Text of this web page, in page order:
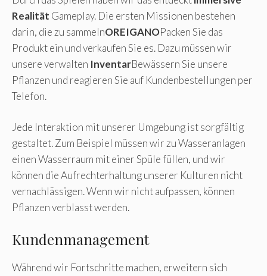
Realität Gameplay. Die ersten Missionen bestehen
darin, die zu sammelnOREIGANOPacken Sie das
Produkt ein und verkaufen Sie es. Dazu müssen wir
unsere verwalten InventarBewässern Sie unsere
Pflanzen und reagieren Sie auf Kundenbestellungen per
Telefon.
Jede Interaktion mit unserer Umgebung ist sorgfältig
gestaltet. Zum Beispiel müssen wir zu Wasseranlagen
einen Wasserraum mit einer Spüle füllen, und wir
können die Aufrechterhaltung unserer Kulturen nicht
vernachlässigen. Wenn wir nicht aufpassen, können
Pflanzen verblasst werden.
Kundenmanagement
Während wir Fortschritte machen, erweitern sich